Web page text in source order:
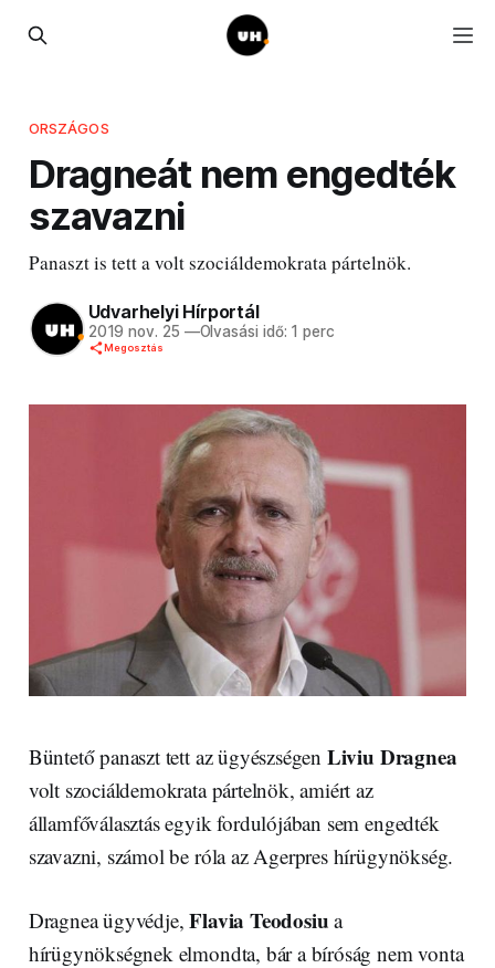
ORSZÁGOS
Dragneát nem engedték
szavazni
Panaszt is tett a volt szociáldemokrata pártelnök.
Udvarhelyi Hírportál
2019 nov. 25 —Olvasási idő: 1 perc
Megosztás
Büntető panaszt tett az ügyészségen Liviu Dragnea
volt szociáldemokrata pártelnök, amiért az
államfőválasztás egyik fordulójában sem engedték
szavazni, számol be róla az Agerpres hírügynökség.
Dragnea ügyvédje,Flavia Teodosiu a
hírügynökségnek elmondta, bár a bíróság nem vonta